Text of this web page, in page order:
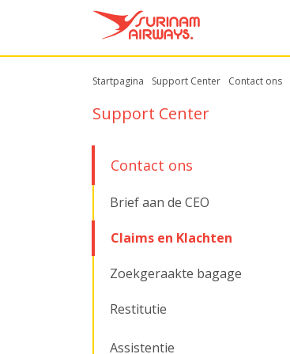
Startpagina Support Center Contact ons
Support Center
Contact ons
Brief aan de CEO
Claims en Klachten
Zoekgeraakte bagage
Restitutie
Assistentie